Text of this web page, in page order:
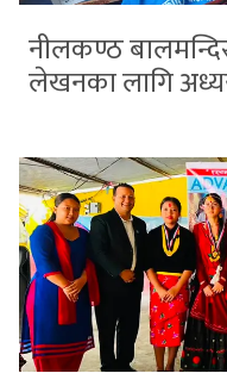
नीलकण्ठ
लेखनका लागि